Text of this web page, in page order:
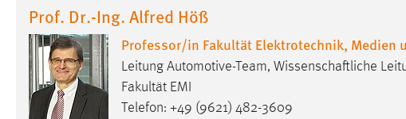
Prof. Dr.-Ing. Alfred Höß
Professor/in Fakultät Elektrotechnik, Medien
Leitung Automotive-Team, Wissenschaftliche
Fakultät EMI
Telefon: +49 (9621) 482-3609